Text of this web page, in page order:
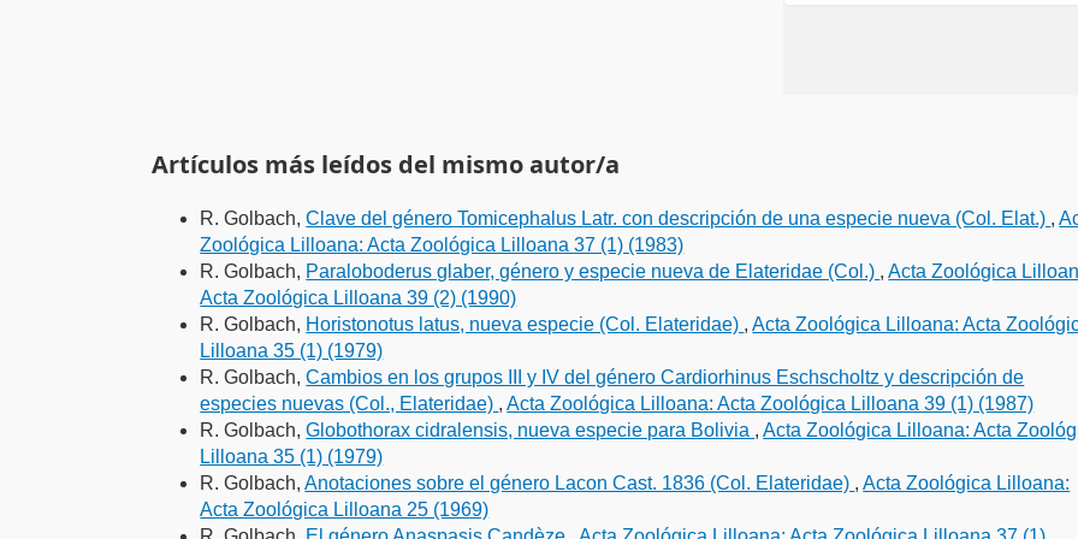
Artículos más leídos del mismo autor/a
R. Golbach,Clave del género Tomicephalus Latr. con descripción de una especie nueva (Col. Elat.) ,
Zoológica Lilloana: Acta Zoológica Lilloana 37 (1) (1983)
R. Golbach, Paraloboderus glaber, género y especie nueva de Elateridae (Col.) ,Acta Zoológica
Acta Zoológica Lilloana 39 (2) (1990)
R. Golbach, Horistonotus latus, nueva especie (Col. Elateridae) ,Acta Zoológica Lilloana: Acta
Lilloana 35 (1) (1979)
R. Golbach,Cambios en los grupos III y IV del género Cardiorhinus Eschscholtz y descripción de
especies nuevas (Col., Elateridae) ,Acta Zoológica Lilloana: Acta Zoológica Lilloana 39 (1) (1987)
R. Golbach,Globothorax cidralensis, nueva especie para Bolivia ,Acta Zoológica Lilloana: Acta
Lilloana 35 (1) (1979)
R. Golbach,Anotaciones sobre el género Lacon Cast. 1836 (Col. Elateridae) ,Acta Zoológica Lilloana:
Acta Zoológica Lilloana 25 (1969)